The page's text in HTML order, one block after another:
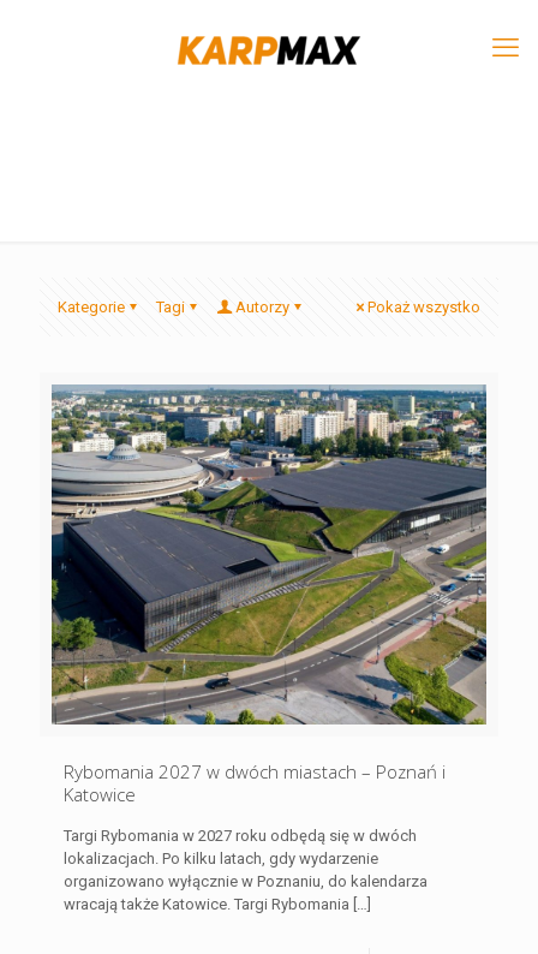
Kategorie Tagi Autorzy Pokaż wszystko
Rybomania 2027 w dwóch miastach – Poznań i
Katowice
Targi Rybomania w 2027 roku odbędą się w dwóch
lokalizacjach. Po kilku latach, gdy wydarzenie
organizowano wyłącznie w Poznaniu, do kalendarza
wracają także Katowice. Targi Rybomania